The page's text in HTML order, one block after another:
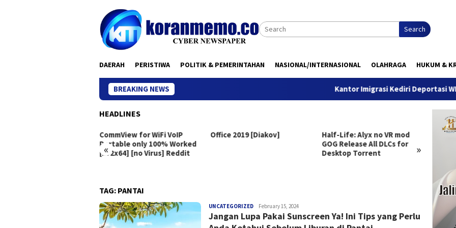
Search
DAERAH PERISTIWA POLITIK & PEMERINTAHAN NASIONAL/INTERNASIONAL OLAHRAGA HUKUM &
BREAKING NEWS Kantor Imigrasi Kediri Deportasi WN
HEADLINES
« »
CommView for WiFi VoIP
Portable only 100% Worked
[x32x64] [no Virus] Reddit
Office 2019 [Diakov]
Half-Life: Alyx no VR mod
GOG Release All DLCs for
Desktop Torrent
Clair
TAG: PANTAI
UNCATEGORIZEDanggada
February 15, 2024
Jangan Lupa Pakai Sunscreen Ya! Ini Tips yang Perlu